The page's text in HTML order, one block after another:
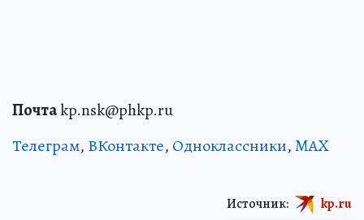
Почтаkp.nsk@phkp.ru
Телеграм, ВКонтакте, Одноклассники,MAX
Источник: kp.ru